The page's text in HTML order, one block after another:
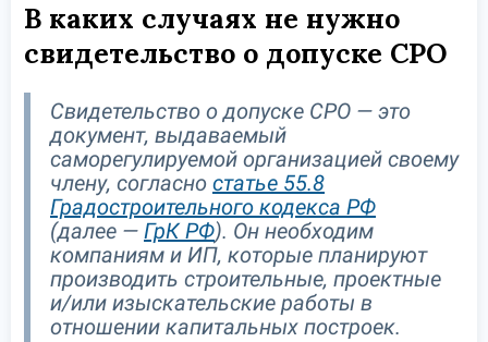
В каких случаях не нужно
свидетельство о допуске СРО
Свидетельство о допуске СРО — это
документ, выдаваемый
саморегулируемой организацией своему
члену, согласно статье 55.8
Градостроительного кодекса РФ
(далее — ГрК РФ). Он необходим
компаниям и ИП, которые планируют
производить строительные, проектные
и/или изыскательские работы в
отношении капитальных построек.